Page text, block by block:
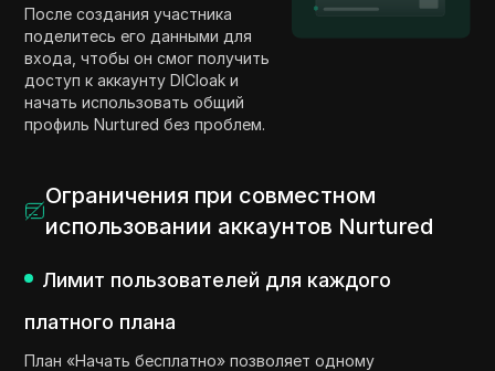
После создания участника
поделитесь его данными для
входа, чтобы он смог получить
доступ к аккаунту DICloak и
начать использовать общий
профиль Nurtured без проблем.
Ограничения при совместном
использовании аккаунтов Nurtured
Лимит пользователей для каждого
платного плана
План «Начать бесплатно» позволяет одному